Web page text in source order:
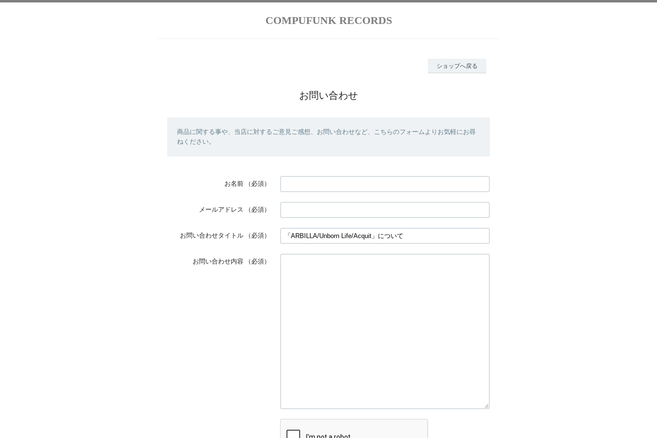
COMPUFUNK RECORDS
ショップへ戻る
お問い合わせ
商品に関する事や、当店に対するご意見ご感想、お問い合わせなど、こちらのフォームよりお気軽にお尋
ねください。
お名前 （必須）
メールアドレス （必須）
お問い合わせタイトル （必須）
お問い合わせ内容 （必須）